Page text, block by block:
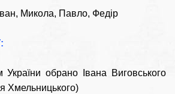
Микола, Павло, Федір
обрано Івана Виговського
Хмельницького)